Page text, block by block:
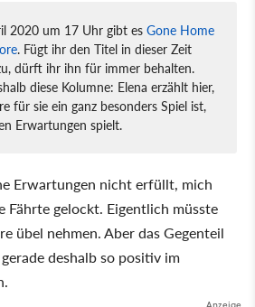
2020 um 17 Uhr gibt es Gone Home
. Fügt ihr den Titel in dieser Zeit
dürft ihr ihn für immer behalten.
diese Kolumne: Elena erzählt hier,
für sie ein ganz besonders Spiel ist,
Erwartungen spielt.
Erwartungen nicht erfüllt, mich
Fährte gelockt. Eigentlich müsste
übel nehmen. Aber das Gegenteil
deshalb so positiv im